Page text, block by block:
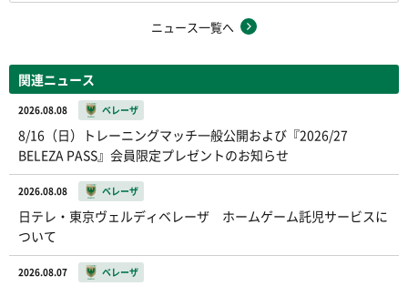
ニュース一覧へ
関連ニュース
2026.08.08 ベレーザ
8/16（日）トレーニングマッチ一般公開および『2026/27
BELEZA PASS』会員限定プレゼントのお知らせ
2026.08.08 ベレーザ
日テレ・東京ヴェルディベレーザ ホームゲーム託児サービスに
ついて
2026.08.07 ベレーザ